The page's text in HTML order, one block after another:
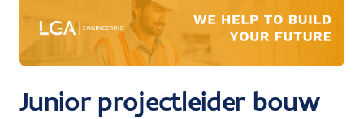
a
r
Junior projectleider bouw